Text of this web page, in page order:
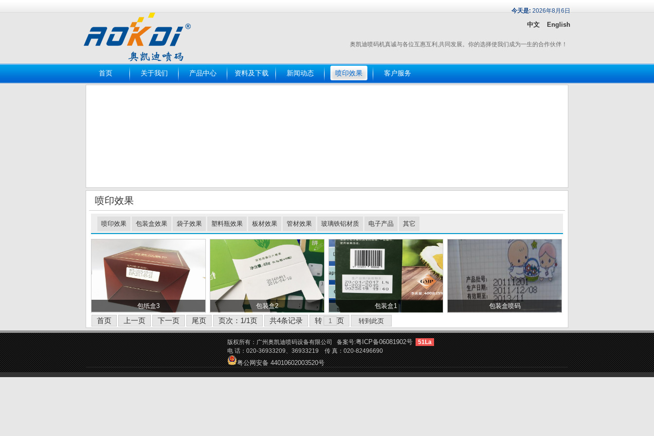
今天是: 2026年8月6日
中文 English
奥凯迪喷码机真诚与各位互惠互利,共同发展。你的选择使我们成为一生的合作伙伴！
首页 关于我们 产品中心 资料及下载 新闻动态 喷印效果 客户服务
喷印效果
喷印效果 包装盒效果 袋子效果 塑料瓶效果 板材效果 管材效果 玻璃铁铝材质 电子产品 其它
包纸盒3 包装盒2 包装盒1 包装盒喷码
首页 上一页 下一页 尾页 页次：1/1页 共4条记录 转 页
版权所有：广州奥凯迪喷码设备有限公司 备案号:粤ICP备06081902号
51La
电 话：020-36933209、36933219 传 真：020-82496690
粤公网安备 44010602003520号